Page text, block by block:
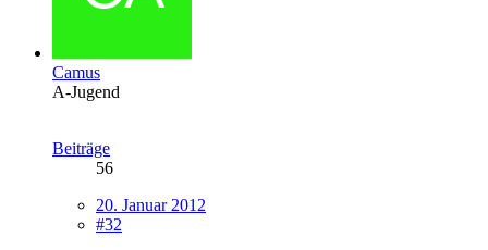
Camus
A-Jugend
Beiträge
56
20. Januar 2012
#32